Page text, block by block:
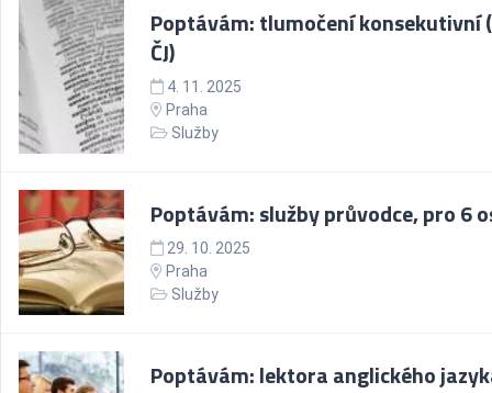
Poptávám: tlumočení konsekutivní
ČJ)
4. 11. 2025
Praha
Služby
Poptávám: služby průvodce, pro 6
29. 10. 2025
Praha
Služby
Poptávám: lektora anglického